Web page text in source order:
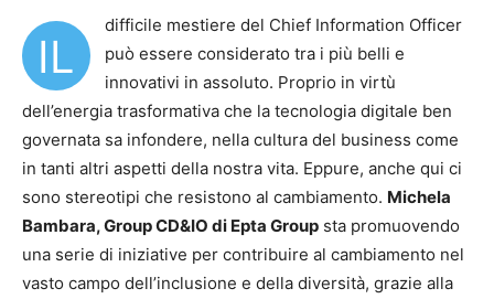
IL
difficile mestiere del Chief Information Officer
può essere considerato tra i più belli e
innovativi in assoluto. Proprio in virtù
dell’energia trasformativa che la tecnologia digitale ben
governata sa infondere, nella cultura del business come
in tanti altri aspetti della nostra vita. Eppure, anche qui ci
sono stereotipi che resistono al cambiamento. Michela
Bambara, Group CD&IO di Epta Group sta promuovendo
una serie di iniziative per contribuire al cambiamento nel
vasto campo dell’inclusione e della diversità, grazie alla